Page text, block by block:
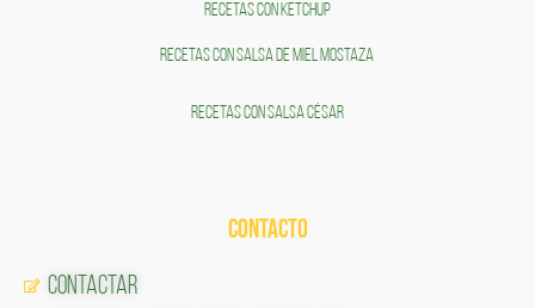
RECETAS CON KETCHUP
RECETAS CON SALSA DE MIEL MOSTAZA
RECETAS CON SALSA CÉSAR
CONTACTO
Contactar